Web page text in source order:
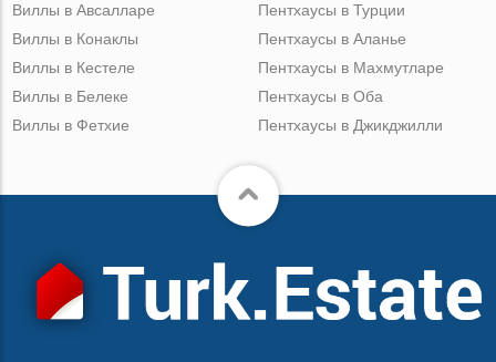
Виллы в Авсалларе
Виллы в Конаклы
Виллы в Кестеле
Виллы в Белеке
Виллы в Фетхие
Пентхаусы в Турции
Пентхаусы в Аланье
Пентхаусы в Махмутларе
Пентхаусы в Оба
Пентхаусы в Джикджилли